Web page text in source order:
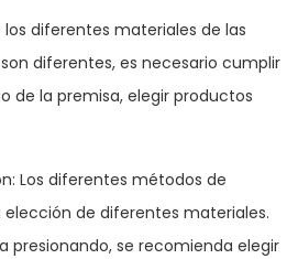
los diferentes materiales de las
diferentes, es necesario cumplir
de la premisa, elegir productos
Los diferentes métodos de
de diferentes materiales.
presionando, se recomienda elegir